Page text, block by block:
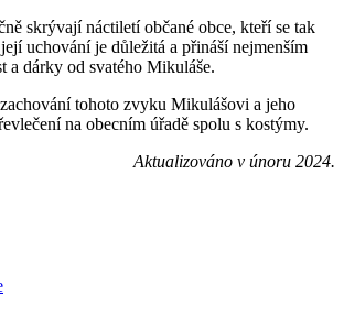
skrývají náctiletí občané obce, kteří se tak
uchování je důležitá a přináší nejmenším
a dárky od svatého Mikuláše.
tohoto zvyku Mikulášovi a jeho
na obecním úřadě spolu s kostýmy.
Aktualizováno v únoru 2024.